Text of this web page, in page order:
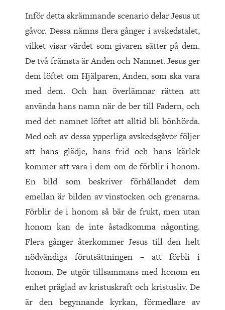
Inför detta skrämmande scenario delar Jesus ut
gåvor. Dessa nämns flera gånger i avskedstalet,
vilket visar värdet som givaren sätter på dem.
De två främsta är Anden och Namnet. Jesus ger
dem löftet om Hjälparen, Anden, som ska vara
med dem. Och han överlämnar rätten att
använda hans namn när de ber till Fadern, och
med det namnet löftet att alltid bli bönhörda.
Med och av dessa ypperliga avskedsgåvor följer
att hans glädje, hans frid och hans kärlek
kommer att vara i dem om de förblir i honom.
En bild som beskriver förhållandet dem
emellan är bilden av vinstocken och grenarna.
Förblir de i honom så bär de frukt, men utan
honom kan de inte åstadkomma någonting.
Flera gånger återkommer Jesus till den helt
nödvändiga förutsättningen – att förbli i
honom. De utgör tillsammans med honom en
enhet präglad av kristuskraft och kristusliv. De
är den begynnande kyrkan, förmedlare av